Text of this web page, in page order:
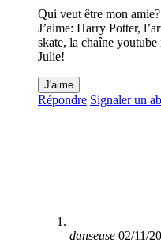
Qui veut être mon amie?
J’aime: Harry Potter,
skate, la chaîne
Julie!
J'aime
Répondre Signaler un
danseuse 02/11/